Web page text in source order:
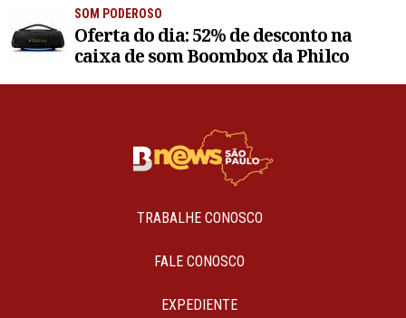
SOM PODEROSO
Oferta do dia: 52% de desconto na
caixa de som Boombox da Philco
TRABALHE CONOSCO
FALE CONOSCO
EXPEDIENTE